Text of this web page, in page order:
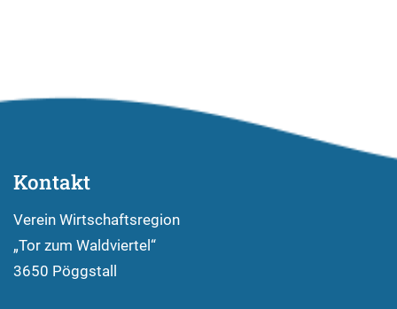
Kontakt
Verein Wirtschaftsregion
„Tor zum Waldviertel“
3650 Pöggstall